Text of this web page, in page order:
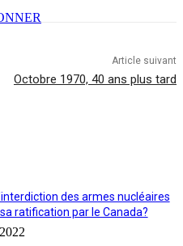
Article suivant
Octobre 1970, 40 ans plus tard
des armes nucléaires
ratification par le Canada?